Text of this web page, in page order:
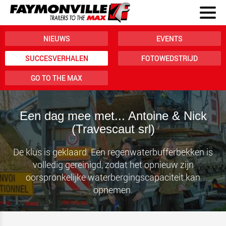
NIEUWS EVENTS
SUCCESVERHALEN FOTOWEDSTRIJD
GO TO THE MAX
Een dag mee met... Antoine & Nick
(Travescaut srl)
De klus is geklaard. Een regenwaterbufferbekken is
volledig gereinigd, zodat het opnieuw zijn
oorspronkelijke waterbergingscapaciteit kan
opnemen.